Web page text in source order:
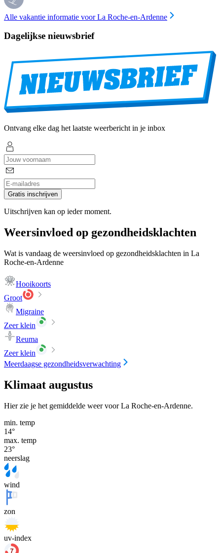
Alle vakantie informatie voor La Roche-en-Ardenne
Dagelijkse nieuwsbrief
Ontvang elke dag het laatste weerbericht in je inbox
Gratis inschrijven
Uitschrijven kan op ieder moment.
Weersinvloed op gezondheidsklachten
Wat is vandaag de weersinvloed op gezondheidsklachten in La
Roche-en-Ardenne
Hooikoorts
Groot
Migraine
Zeer klein
Reuma
Zeer klein
Meerdaagse gezondheidsverwachting
Klimaat augustus
Hier zie je het gemiddelde weer voor La Roche-en-Ardenne.
min. temp
14°
max. temp
23°
neerslag
wind
zon
uv-index